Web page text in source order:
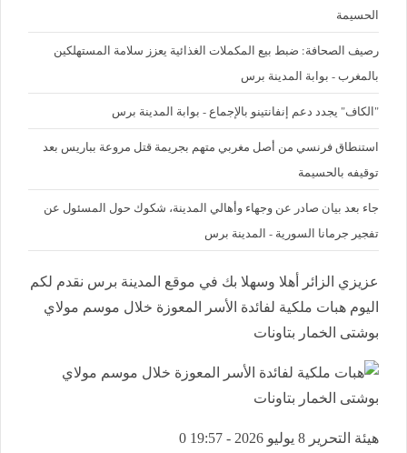
الحسيمة
رصيف الصحافة: ضبط بيع المكملات الغذائية يعزز سلامة المستهلكين
بالمغرب - بوابة المدينة برس
"الكاف" يجدد دعم إنفانتينو بالإجماع - بوابة المدينة برس
استنطاق فرنسي من أصل مغربي متهم بجريمة قتل مروعة بباريس بعد
توقيفه بالحسيمة
جاء بعد بيان صادر عن وجهاء وأهالي المدينة، شكوك حول المسئول عن
تفجير جرمانا السورية - المدينة برس
عزيزي الزائر أهلا وسهلا بك في موقع المدينة برس نقدم لكم
اليوم هبات ملكية لفائدة الأسر المعوزة خلال موسم مولاي
بوشتى الخمار بتاونات
هيئة التحرير 8 يوليو 2026 - 19:57 0